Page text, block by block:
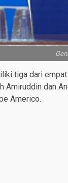
tiga dari
Amiruddin dan
Americo.